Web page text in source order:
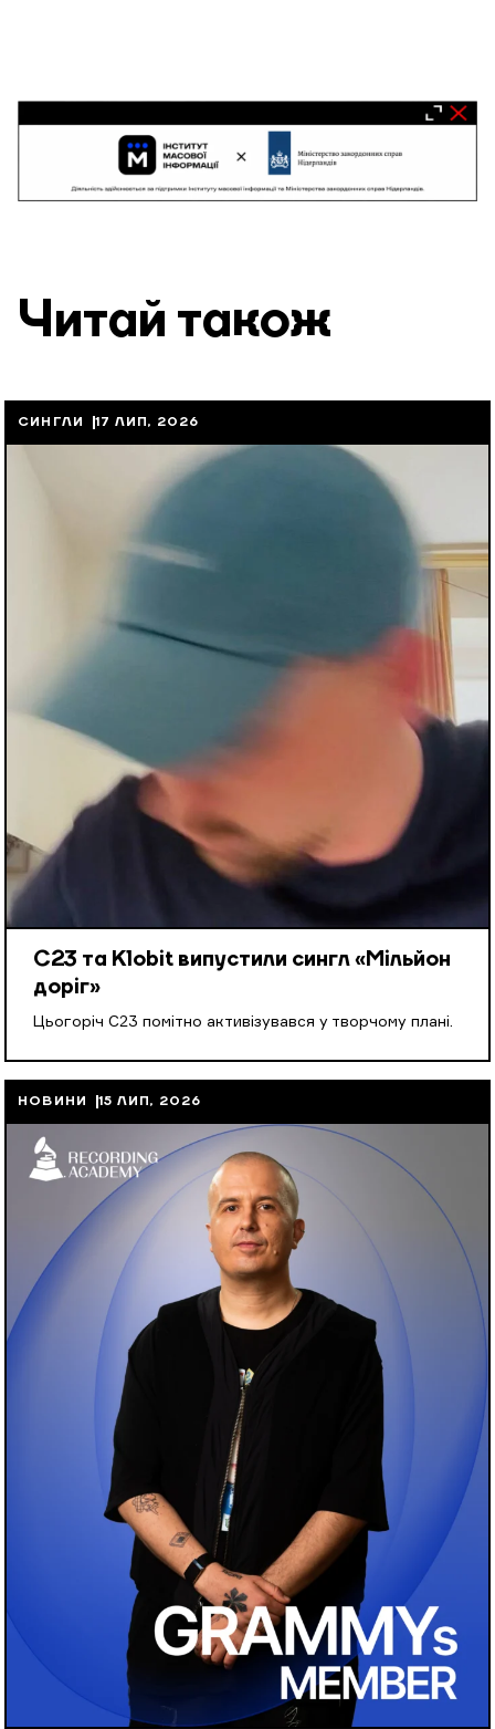
Читай також
СИНГЛИ 17 ЛИП, 2026
С23 та Klobit випустили сингл «Мільйон
доріг»
Цьогоріч С23 помітно активізувався у творчому плані.
НОВИНИ 15 ЛИП, 2026